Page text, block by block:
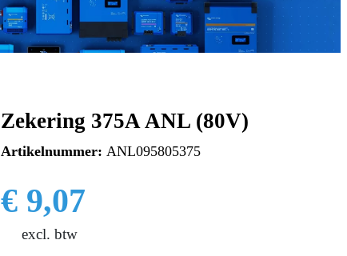
Zekering 375A ANL (80V)
Artikelnummer: ANL095805375
€ 9,07
excl. btw